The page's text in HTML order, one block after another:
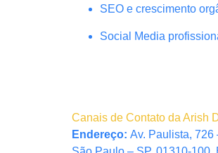
SEO e crescimento
Social Media
Canais de Contato da Arish
Endereço: Av. Paulista, 726